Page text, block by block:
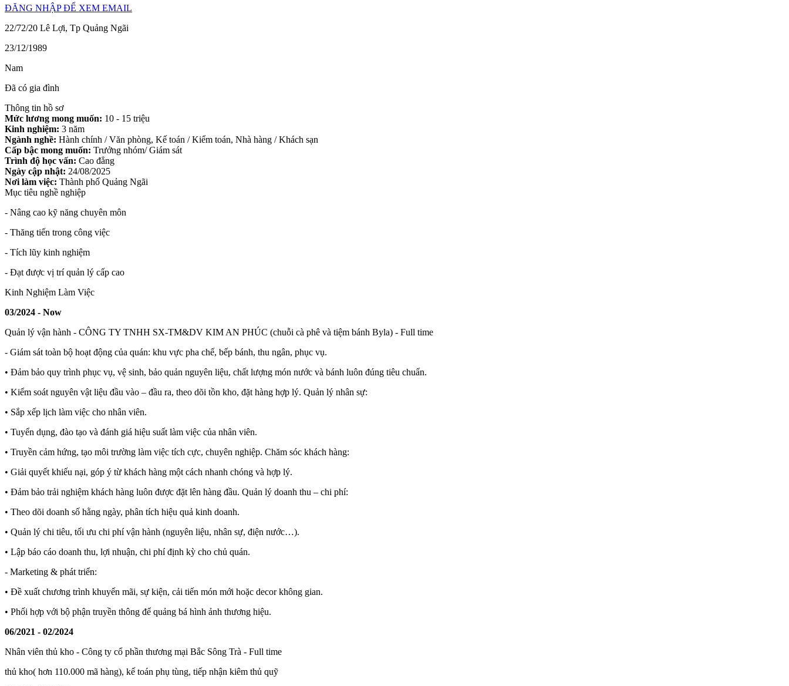
ĐĂNG NHẬP ĐỂ XEM EMAIL
22/72/20 Lê Lợi, Tp Quảng Ngãi
23/12/1989
Nam
Đã có gia đình
Thông tin hồ sơ
Mức lương mong muốn: 10 - 15 triệu
Kinh nghiệm: 3 năm
Ngành nghề: Hành chính / Văn phòng, Kế toán / Kiểm toán, Nhà hàng / Khách sạn
Cấp bậc mong muốn: Trưởng nhóm/ Giám sát
Trình độ học vấn: Cao đẳng
Ngày cập nhật: 24/08/2025
Nơi làm việc: Thành phố Quảng Ngãi
Mục tiêu nghề nghiệp
- Nâng cao kỹ năng chuyên môn
- Thăng tiến trong công việc
- Tích lũy kinh nghiệm
- Đạt được vị trí quản lý cấp cao
Kinh Nghiệm Làm Việc
03/2024 - Now
Quản lý vận hành - CÔNG TY TNHH SX-TM&DV KIM AN PHÚC (chuỗi cà phê và tiệm bánh Byla) - Full time
- Giám sát toàn bộ hoạt động của quán: khu vực pha chế, bếp bánh, thu ngân, phục vụ.
• Đảm bảo quy trình phục vụ, vệ sinh, bảo quản nguyên liệu, chất lượng món nước và bánh luôn đúng tiêu chuẩn.
• Kiểm soát nguyên vật liệu đầu vào – đầu ra, theo dõi tồn kho, đặt hàng hợp lý. Quản lý nhân sự:
• Sắp xếp lịch làm việc cho nhân viên.
• Tuyển dụng, đào tạo và đánh giá hiệu suất làm việc của nhân viên.
• Truyền cảm hứng, tạo môi trường làm việc tích cực, chuyên nghiệp. Chăm sóc khách hàng:
• Giải quyết khiếu nại, góp ý từ khách hàng một cách nhanh chóng và hợp lý.
• Đảm bảo trải nghiệm khách hàng luôn được đặt lên hàng đầu. Quản lý doanh thu – chi phí:
• Theo dõi doanh số hằng ngày, phân tích hiệu quả kinh doanh.
• Quản lý chi tiêu, tối ưu chi phí vận hành (nguyên liệu, nhân sự, điện nước…).
• Lập báo cáo doanh thu, lợi nhuận, chi phí định kỳ cho chủ quán.
- Marketing & phát triển:
• Đề xuất chương trình khuyến mãi, sự kiện, cải tiến món mới hoặc decor không gian.
• Phối hợp với bộ phận truyền thông để quảng bá hình ảnh thương hiệu.
06/2021 - 02/2024
Nhân viên thủ kho - Công ty cổ phần thương mại Bắc Sông Trà - Full time
thủ kho( hơn 110.000 mã hàng), kế toán phụ tùng, tiếp nhận kiêm thủ quỹ